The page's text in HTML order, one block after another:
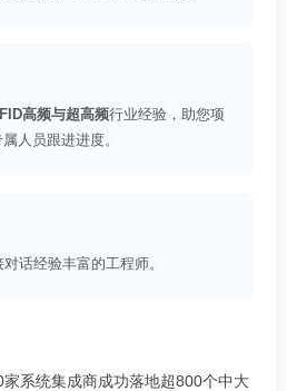
高频与超高频行业经验，助您项
人员跟进进度。
话经验丰富的工程师。
系统集成商成功落地超800个中大